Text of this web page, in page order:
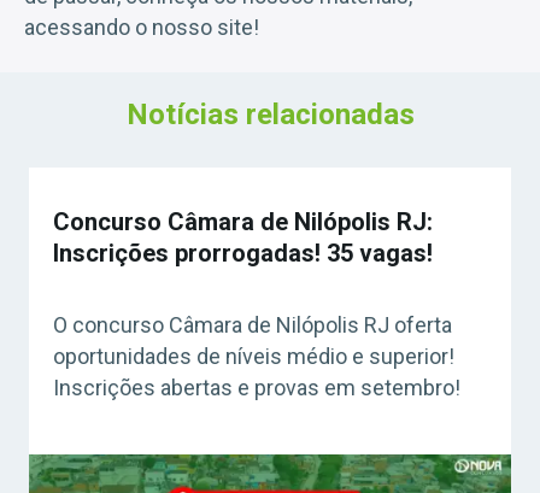
acessando o nosso site!
Notícias relacionadas
Concurso Câmara de Nilópolis RJ:
Inscrições prorrogadas! 35 vagas!
O concurso Câmara de Nilópolis RJ oferta
oportunidades de níveis médio e superior!
Inscrições abertas e provas em setembro!